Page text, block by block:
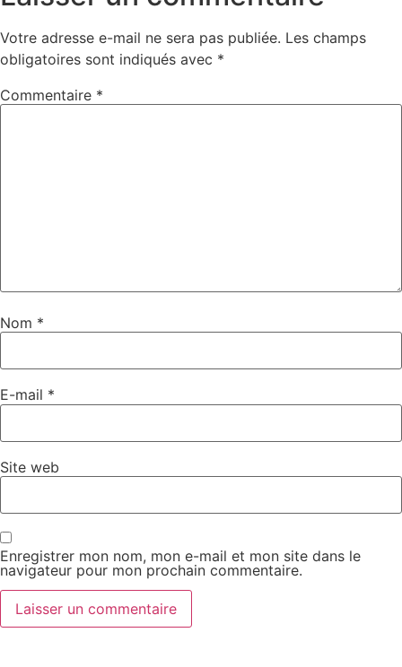
Votre adresse e-mail ne sera pas publiée. Les champs
obligatoires sont indiqués avec *
Commentaire *
Nom *
E-mail *
Site web
Enregistrer mon nom, mon e-mail et mon site dans le
navigateur pour mon prochain commentaire.